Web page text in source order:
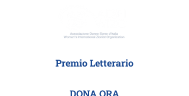
Premio Letterario
DONA ORA